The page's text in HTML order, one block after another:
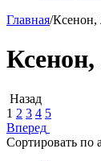
Главная/Ксенон,
Назад
1 2 3 4 5
Вперед
Сортировать по